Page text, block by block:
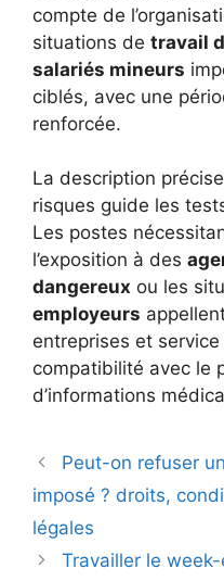
compte de
situations de travail
salariés mineurs
ciblés, avec une
renforcée.
La description
risques guide les
Les postes
l’exposition à des
dangereux ou les
employeurs
entreprises et
compatibilité avec le
d’informations
Peut-on refuser
imposé ? droits,
légales
Travailler le